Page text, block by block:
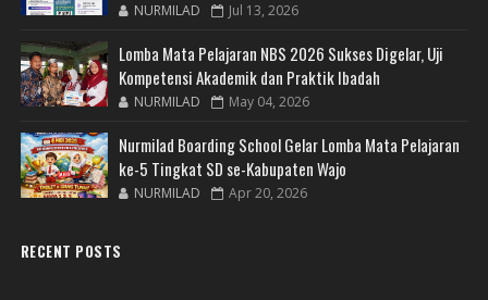
NURMILAD Jul 13, 2026
Lomba Mata Pelajaran NBS 2026 Sukses Digelar, Uji
Kompetensi Akademik dan Praktik Ibadah
NURMILAD May 04, 2026
Nurmilad Boarding School Gelar Lomba Mata Pelajaran
ke-5 Tingkat SD se-Kabupaten Wajo
NURMILAD Apr 20, 2026
RECENT POSTS